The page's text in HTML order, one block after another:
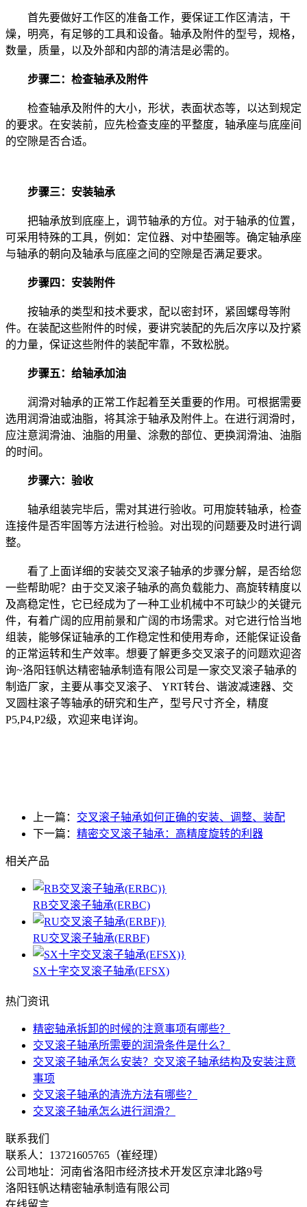
首先要做好工作区的准备工作，要保证工作区清洁，干
燥，明亮，有足够的工具和设备。轴承及附件的型号，规格，
数量，质量，以及外部和内部的清洁是必需的。
步骤二：检查轴承及附件
检查轴承及附件的大小，形状，表面状态等，以达到规定
的要求。在安装前，应先检查支座的平整度，轴承座与底座间
的空隙是否合适。
步骤三：安装轴承
把轴承放到底座上，调节轴承的方位。对于轴承的位置，
可采用特殊的工具，例如：定位器、对中垫圈等。确定轴承座
与轴承的朝向及轴承与底座之间的空隙是否满足要求。
步骤四：安装附件
按轴承的类型和技术要求，配以密封环，紧固螺母等附
件。在装配这些附件的时候，要讲究装配的先后次序以及拧紧
的力量，保证这些附件的装配牢靠，不致松脱。
步骤五：给轴承加油
润滑对轴承的正常工作起着至关重要的作用。可根据需要
选用润滑油或油脂，将其涂于轴承及附件上。在进行润滑时，
应注意润滑油、油脂的用量、涂敷的部位、更换润滑油、油脂
的时间。
步骤六：验收
轴承组装完毕后，需对其进行验收。可用旋转轴承，检查
连接件是否牢固等方法进行检验。对出现的问题要及时进行调
整。
看了上面详细的安装交叉滚子轴承的步骤分解，是否给您
一些帮助呢？由于交叉滚子轴承的高负载能力、高旋转精度以
及高稳定性，它已经成为了一种工业机械中不可缺少的关键元
件，有着广阔的应用前景和广阔的市场需求。对它进行恰当地
组装，能够保证轴承的工作稳定性和使用寿命，还能保证设备
的正常运转和生产效率。想要了解更多交叉滚子的问题欢迎咨
询~洛阳钰帆达精密轴承制造有限公司是一家交叉滚子轴承的
制造厂家，主要从事交叉滚子、 YRT转台、谐波减速器、交
叉圆柱滚子等轴承的研究和生产，型号尺寸齐全，精度
P5,P4,P2级，欢迎来电详询。
上一篇： 交叉滚子轴承如何正确的安装、调整、装配
下一篇： 精密交叉滚子轴承：高精度旋转的利器
相关产品
RB交叉滚子轴承(ERBC)
RU交叉滚子轴承(ERBF)
SX十字交叉滚子轴承(EFSX)
热门资讯
精密轴承拆卸的时候的注意事项有哪些？
交叉滚子轴承所需要的润滑条件是什么？
交叉滚子轴承怎么安装？交叉滚子轴承结构及安装注意
事项
交叉滚子轴承的清洗方法有哪些？
交叉滚子轴承怎么进行润滑？
联系我们
联系人： 13721605765（崔经理）
公司地址：河南省洛阳市经济技术开发区京津北路9号
洛阳钰帆达精密轴承制造有限公司
在线留言